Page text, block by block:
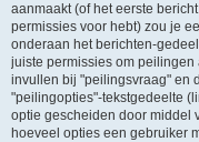
aanmaakt (of het eerste
permissies voor hebt) zou je
onderaan het berichten-
juiste permissies om peilingen
invullen bij "peilingsvraag" en
"peilingopties"-tekstgedeelte
optie gescheiden door middel
hoeveel opties een gebruiker